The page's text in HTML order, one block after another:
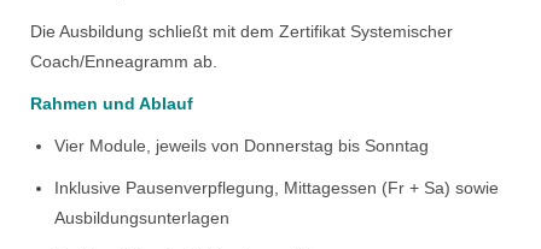
Die Ausbildung schließt mit dem Zertifikat Systemischer
Coach/Enneagramm ab.
Rahmen und Ablauf
Vier Module, jeweils von Donnerstag bis Sonntag
Inklusive Pausenverpflegung, Mittagessen (Fr + Sa) sowie
Ausbildungsunterlagen